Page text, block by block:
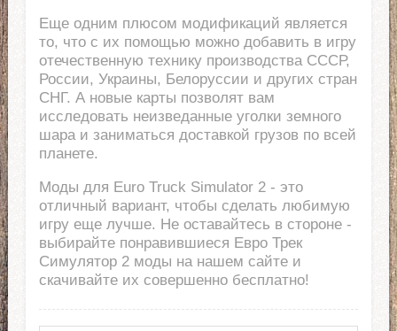
Еще одним плюсом модификаций является
то, что с их помощью можно добавить в игру
отечественную технику производства СССР,
России, Украины, Белоруссии и других стран
СНГ. А новые карты позволят вам
исследовать неизведанные уголки земного
шара и заниматься доставкой грузов по всей
планете.
Моды для Euro Truck Simulator 2 - это
отличный вариант, чтобы сделать любимую
игру еще лучше. Не оставайтесь в стороне -
выбирайте понравившиеся Евро Трек
Симулятор 2 моды на нашем сайте и
скачивайте их совершенно бесплатно!